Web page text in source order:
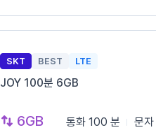
SKT BEST LTE
JOY 100분 6GB
6GB 통화 100 분 문자